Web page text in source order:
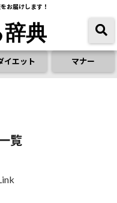
お届けします！
典
イエット マナー
覧